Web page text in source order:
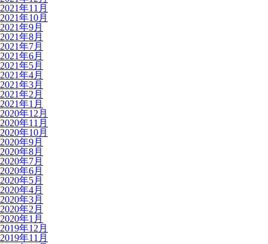
2021年11月
2021年10月
2021年9月
2021年8月
2021年7月
2021年6月
2021年5月
2021年4月
2021年3月
2021年2月
2021年1月
2020年12月
2020年11月
2020年10月
2020年9月
2020年8月
2020年7月
2020年6月
2020年5月
2020年4月
2020年3月
2020年2月
2020年1月
2019年12月
2019年11月